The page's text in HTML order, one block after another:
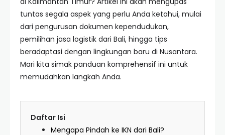
tuntas segala aspek yang perlu Anda ketahui, mulai
dari pengurusan dokumen kependudukan,
pemilihan jasa logistik dari Bali, hingga tips
beradaptasi dengan lingkungan baru di Nusantara.
Mari kita simak panduan komprehensif ini untuk
memudahkan langkah Anda.
Daftar Isi
Mengapa Pindah ke IKN dari Bali?